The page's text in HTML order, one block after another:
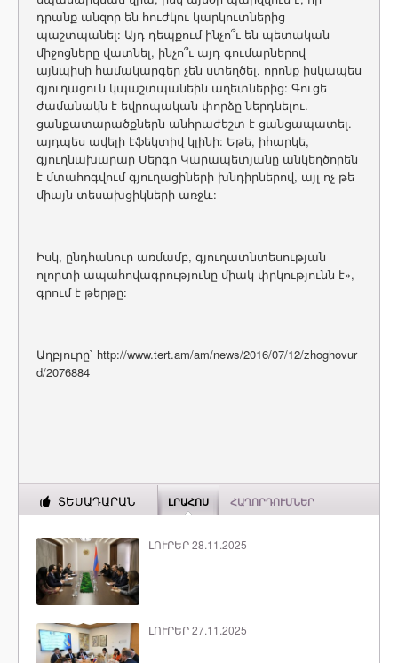
դրանք անզոր են հուժկու կարկուտներից
պաշտպանել: Այդ դեպքում ինչո՞ւ են պետական
միջոցները վատնել, ինչո՞ւ այդ գումարներով
այնպիսի համակարգեր չեն ստեղծել, որոնք իսկապես
գյուղացուն կպաշտպանեին աղետներից: Գուցե
ժամանակն է եվրոպական փորձը ներդնելու.
ցանքատարածքներն անհրաժեշտ է ցանցապատել.
այդպես ավելի էֆեկտիվ կլինի: Եթե, իհարկե,
գյուղնախարար Սերգո Կարապետյանը անկեղծորեն
է մտահոգվում գյուղացիների խնդիրներով, այլ ոչ թե
միայն տեսախցիկների առջև:
Իսկ, ընդհանուր առմամբ, գյուղատնտեսության
ոլորտի ապահովագրությունը միակ փրկությունն է»,-
գրում է թերթը:
Աղբյուրը` http://www.tert.am/am/news/2016/07/12/zhoghovur
d/2076884
ՏԵՍԱԴԱՐԱՆ ԼՐԱՀՈՍ ՀԱՂՈՐԴՈՒՄՆԵՐ
ԼՈՒՐԵՐ 28.11.2025
ԼՈՒՐԵՐ 27.11.2025